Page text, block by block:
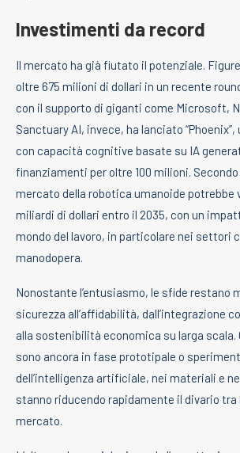
Investimenti da record
Il mercato ha già fiutato il potenziale.
oltre 675 milioni di dollari in un recente
con il supporto di giganti come Microsoft,
Sanctuary AI, invece, ha lanciato
con capacità cognitive basate su IA
finanziamenti per oltre 100 milioni.
mercato della robotica umanoide potrebbe
miliardi di dollari entro il 2035, con un
mondo del lavoro, in particolare nei settori
manodopera.
Nonostante l’entusiasmo, le sfide restano
sicurezza all’affidabilità, dall’integrazione
alla sostenibilità economica su larga scala.
sono ancora in fase prototipale o
dell’intelligenza artificiale, nei materiali e
stanno riducendo rapidamente il divario tra
mercato.